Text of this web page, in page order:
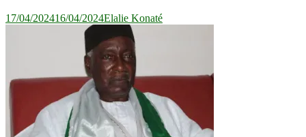
17/04/202416/04/2024Elalie Konaté